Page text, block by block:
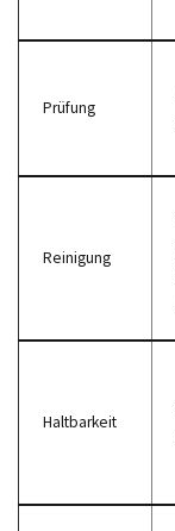
Prüfung
Reinigung
Haltbarkeit